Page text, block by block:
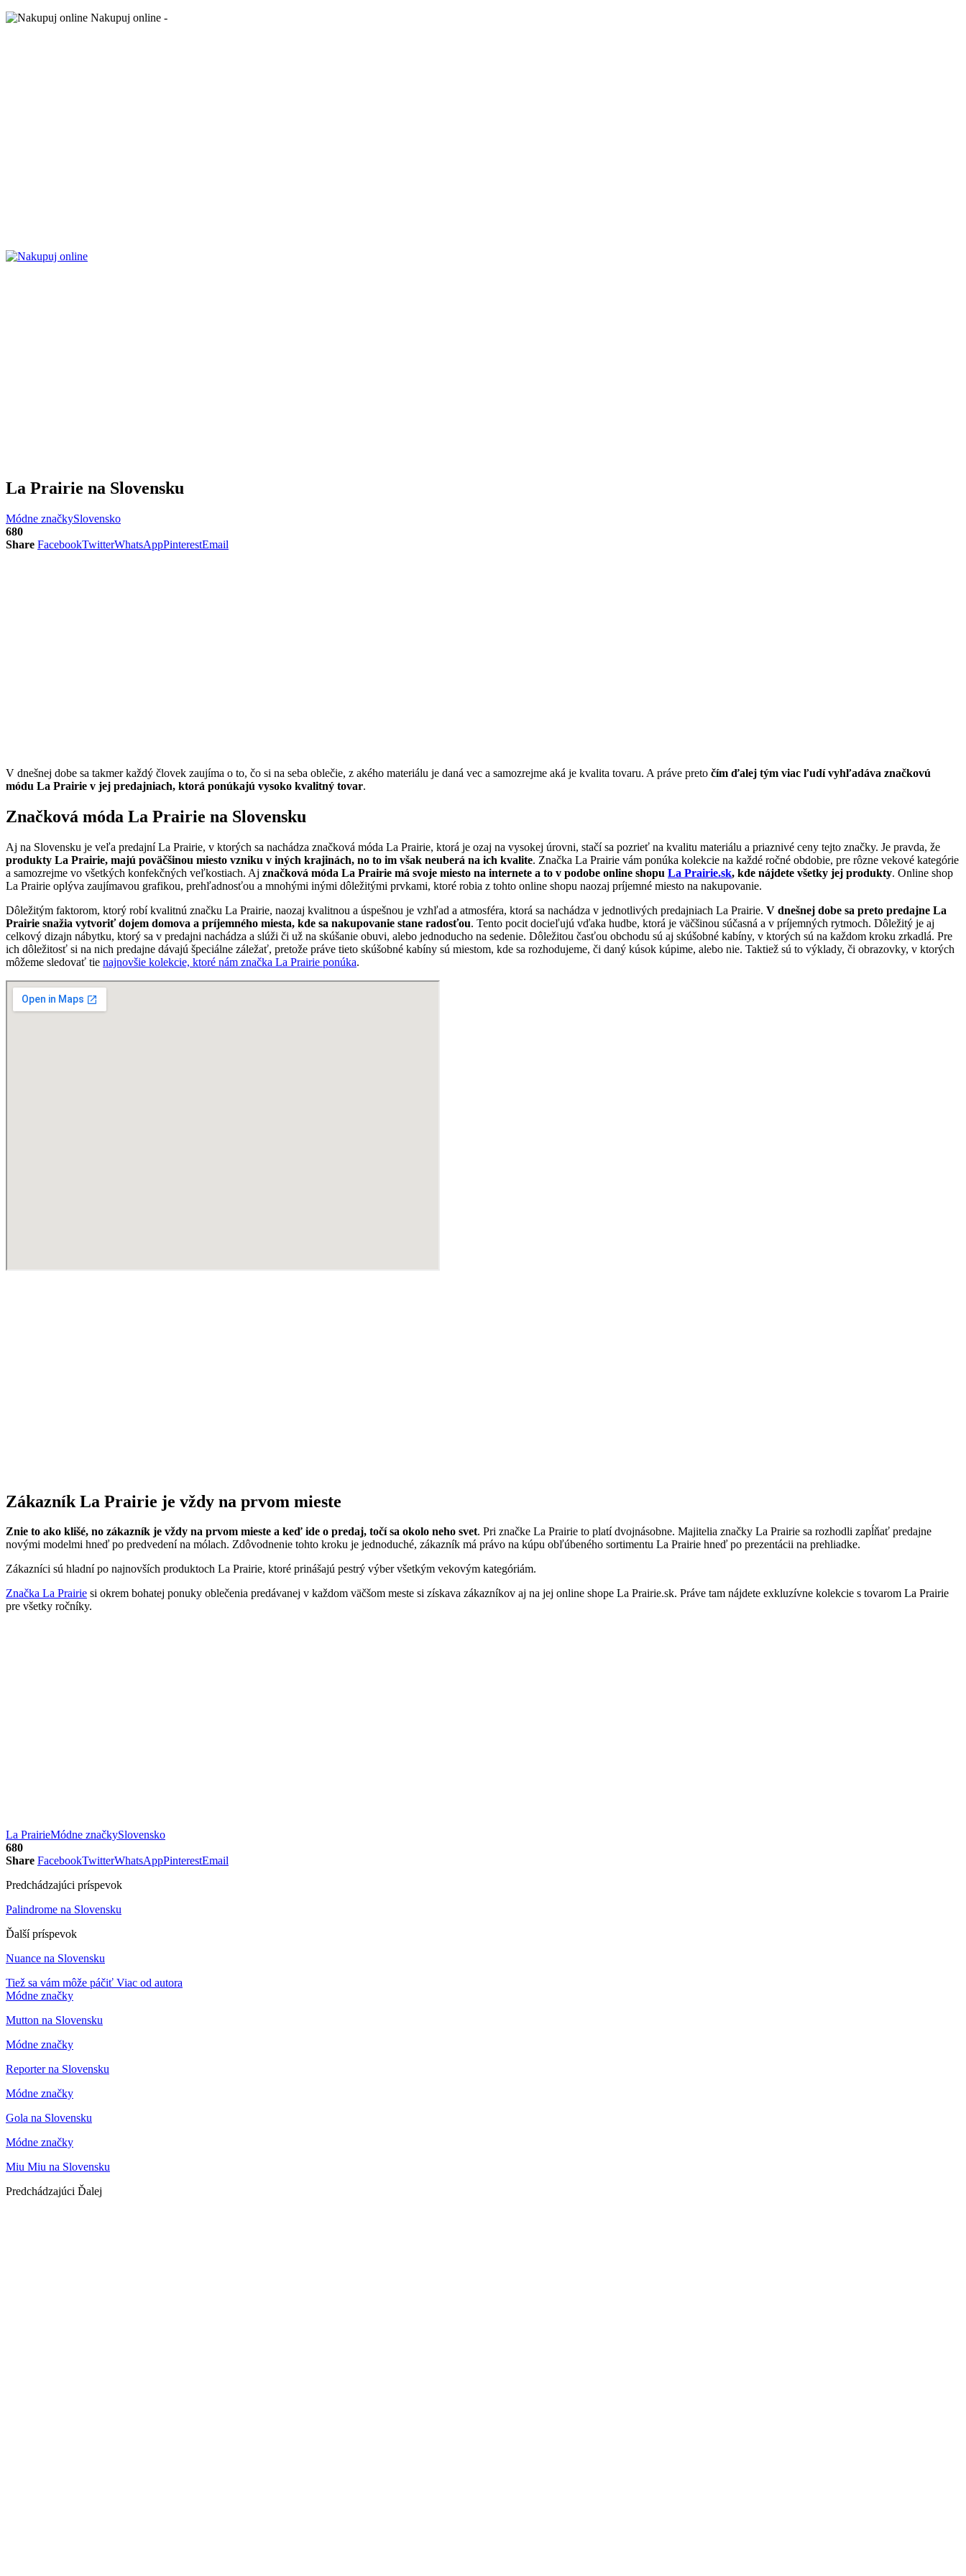
Nakupuj online -
La Prairie na Slovensku
Módne značkySlovensko
680
Share FacebookTwitterWhatsAppPinterestEmail
V dnešnej dobe sa takmer každý človek zaujíma o to, čo si na seba oblečie, z akého materiálu je daná vec a samozrejme aká je kvalita tovaru. A práve preto čím ďalej tým viac ľudí vyhľadáva značkovú
módu La Prairie v jej predajniach, ktorá ponúkajú vysoko kvalitný tovar.
Značková móda La Prairie na Slovensku
Aj na Slovensku je veľa predajní La Prairie, v ktorých sa nachádza značková móda La Prairie, ktorá je ozaj na vysokej úrovni, stačí sa pozrieť na kvalitu materiálu a priaznivé ceny tejto značky. Je pravda, že
produkty La Prairie, majú poväčšinou miesto vzniku v iných krajinách, no to im však neuberá na ich kvalite. Značka La Prairie vám ponúka kolekcie na každé ročné obdobie, pre rôzne vekové kategórie
a samozrejme vo všetkých konfekčných veľkostiach. Aj značková móda La Prairie má svoje miesto na internete a to v podobe online shopu La Prairie.sk, kde nájdete všetky jej produkty. Online shop
La Prairie oplýva zaujímavou grafikou, prehľadnosťou a mnohými inými dôležitými prvkami, ktoré robia z tohto online shopu naozaj príjemné miesto na nakupovanie.
Dôležitým faktorom, ktorý robí kvalitnú značku La Prairie, naozaj kvalitnou a úspešnou je vzhľad a atmosféra, ktorá sa nachádza v jednotlivých predajniach La Prairie. V dnešnej dobe sa preto predajne La
Prairie snažia vytvoriť dojem domova a príjemného miesta, kde sa nakupovanie stane radosťou. Tento pocit docieľujú vďaka hudbe, ktorá je väčšinou súčasná a v príjemných rytmoch. Dôležitý je aj
celkový dizajn nábytku, ktorý sa v predajni nachádza a slúži či už na skúšanie obuvi, alebo jednoducho na sedenie. Dôležitou časťou obchodu sú aj skúšobné kabíny, v ktorých sú na každom kroku zrkadlá. Pre
ich dôležitosť si na nich predajne dávajú špeciálne záležať, pretože práve tieto skúšobné kabíny sú miestom, kde sa rozhodujeme, či daný kúsok kúpime, alebo nie. Taktiež sú to výklady, či obrazovky, v ktorých
môžeme sledovať tie najnovšie kolekcie, ktoré nám značka La Prairie ponúka.
Zákazník La Prairie je vždy na prvom mieste
Znie to ako klišé, no zákazník je vždy na prvom mieste a keď ide o predaj, točí sa okolo neho svet. Pri značke La Prairie to platí dvojnásobne. Majitelia značky La Prairie sa rozhodli zapĺňať predajne
novými modelmi hneď po predvedení na mólach. Zdôvodnenie tohto kroku je jednoduché, zákazník má právo na kúpu obľúbeného sortimentu La Prairie hneď po prezentácii na prehliadke.
Zákazníci sú hladní po najnovších produktoch La Prairie, ktoré prinášajú pestrý výber všetkým vekovým kategóriám.
Značka La Prairie si okrem bohatej ponuky oblečenia predávanej v každom väčšom meste si získava zákazníkov aj na jej online shope La Prairie.sk. Práve tam nájdete exkluzívne kolekcie s tovarom La Prairie
pre všetky ročníky.
La PrairieMódne značkySlovensko
680
Share FacebookTwitterWhatsAppPinterestEmail
Predchádzajúci príspevok
Palindrome na Slovensku
Ďalší príspevok
Nuance na Slovensku
Tiež sa vám môže páčiť Viac od autora
Módne značky
Mutton na Slovensku
Módne značky
Reporter na Slovensku
Módne značky
Gola na Slovensku
Módne značky
Miu Miu na Slovensku
Predchádzajúci Ďalej